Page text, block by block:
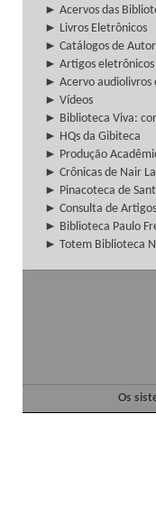
► Acervos das
► Livros Eletrônicos
► Catálogos de
► Artigos eletrônicos
► Acervo audiolivros
► Vídeos
► Biblioteca Viva:
► HQs da Gibiteca
► Produção
► Crônicas de Nair
► Pinacoteca de
► Consulta de
► Biblioteca Paulo
► Totem Biblioteca
Os